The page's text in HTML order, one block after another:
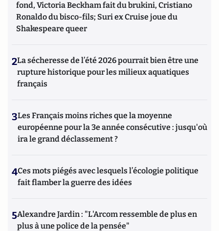
fond, Victoria Beckham fait du brukini, Cristiano
Ronaldo du bisco-fils; Suri ex Cruise joue du
Shakespeare queer
2La sécheresse de l’été 2026 pourrait bien être une
rupture historique pour les milieux aquatiques
français
3Les Français moins riches que la moyenne
européenne pour la 3e année consécutive : jusqu'où
ira le grand déclassement ?
4Ces mots piégés avec lesquels l’écologie politique
fait flamber la guerre des idées
5Alexandre Jardin : "L'Arcom ressemble de plus en
plus à une police de la pensée"